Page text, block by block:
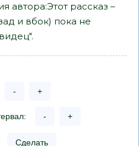
автора:Этот рассказ –
и вбок) пока не
- +
- +
Сделать